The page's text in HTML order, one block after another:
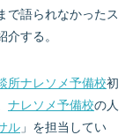
で語られなかったス
する。
所ナレソメ予備校初
ナレソメ予備校の人
ル 」を担当してい